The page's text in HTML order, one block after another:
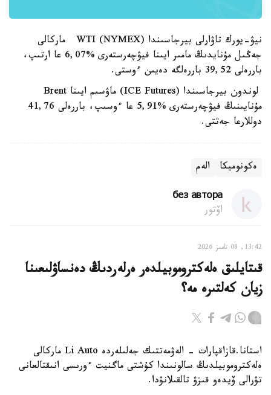
نيۋ-يورك تاۋارلى بيرجاسىندا (NYMEX) WTI ماركالى
جەڭىل مۇنايدىڭ مامىر ايىنا فيۋچەرستەرى %6,07 عا ارتىپ،
باررەلى 39,52 باررەلگە دەيىن ءوستى.
لوندون بيرجاسىندا (ICE Futures) ماۋسىم ايىنا Brent
مۇنايىنىڭ فيۋچەرستەرى %5,91 عا ءوسىپ، باررەلى 41,76
دوللارعا جەتتى.
ەكونوميكا الەم
без автора
اۆتور
13:42, 08 تامىز 2026
قىتايلىق ەلەكتروموبيلدەر ەرلەردىڭ دەنساۋلىعىنا
زيان كەلتىرە مە؟
استانا.قازاقپارات - الەۋمەتتىك جەلىلەردە Li Auto ماركالى
ەلەكتروموبيلدىڭ سالونىندا كۇشتى ماگنيت ءورىسى انىقتالعانى
تۋرالى ۆيدەو قىزۋ تالقىلانۋدا.